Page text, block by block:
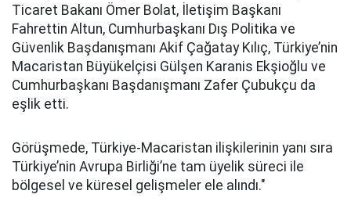
Ticaret Bakanı Ömer Bolat, İletişim Başkanı
Fahrettin Altun, Cumhurbaşkanı Dış Politika ve
Güvenlik Başdanışmanı Akif Çağatay Kılıç, Türkiye’nin
Macaristan Büyükelçisi Gülşen Karanis Ekşioğlu ve
Cumhurbaşkanı Başdanışmanı Zafer Çubukçu da
eşlik etti.
Görüşmede, Türkiye-Macaristan ilişkilerinin yanı sıra
Türkiye’nin Avrupa Birliği’ne tam üyelik süreci ile
bölgesel ve küresel gelişmeler ele alındı."